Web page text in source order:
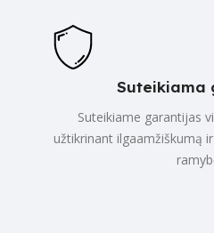
Suteikiama
Suteikiame garantijas
užtikrinant ilgaamžiškumą